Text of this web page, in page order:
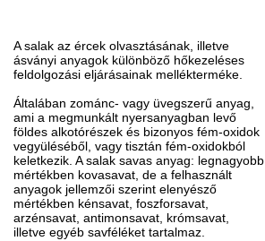
A salak az ércek olvasztásának, illetve
ásványi anyagok különböző hőkezeléses
feldolgozási eljárásainak mellékterméke.
Általában zománc- vagy üvegszerű anyag,
ami a megmunkált nyersanyagban levő
földes alkotórészek és bizonyos fém-oxidok
vegyüléséből, vagy tisztán fém-oxidokból
keletkezik. A salak savas anyag: legnagyobb
mértékben kovasavat, de a felhasznált
anyagok jellemzői szerint elenyésző
mértékben kénsavat, foszforsavat,
arzénsavat, antimonsavat, krómsavat,
illetve egyéb savféléket tartalmaz.